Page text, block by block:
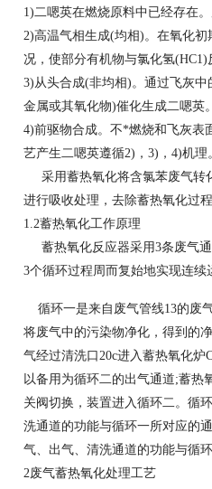
1)二嗯英在燃烧原料中已经存在
2)高温气相生成(均相)。在氧化
况，使部分有机物与氯化氢(HC1)
3)从头合成(非均相)。通过飞灰
金属或其氧化物)催化生成二嗯英。
4)前驱物合成。不*燃烧和飞灰表
艺产生二嗯英遵循2)，3)，4)机理
采用蓄热氧化将含氯苯废气转
进行吸收处理，去除蓄热氧化过
1.2蓄热氧化工作原理
蓄热氧化反应器采用3条废气通
3个循环过程周而复始地实现连续
循环一是来自废气管线13的废
将废气中的污染物净化，得到的
气经过清洗口20c进入蓄热氧化
以备用为循环二的出气通道;蓄热
关阀切换，装置进入循环二。循
洗通道的功能与循环一所对应的
气、出气、清洗通道的功能与循
2废气蓄热氧化处理工艺